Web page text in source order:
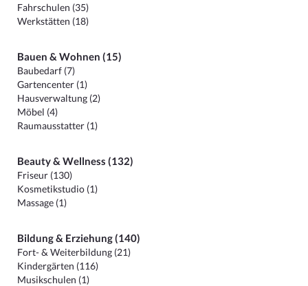
Fahrschulen (35)
Werkstätten (18)
Bauen & Wohnen (15)
Baubedarf (7)
Gartencenter (1)
Hausverwaltung (2)
Möbel (4)
Raumausstatter (1)
Beauty & Wellness (132)
Friseur (130)
Kosmetikstudio (1)
Massage (1)
Bildung & Erziehung (140)
Fort- & Weiterbildung (21)
Kindergärten (116)
Musikschulen (1)